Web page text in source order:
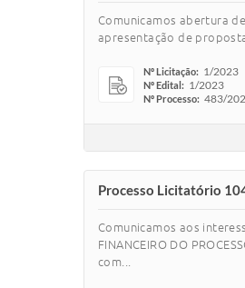
Comunicamos abertura
apresentação de
Nº Licitação: 1/2023
Nº Edital: 1/2023
Nº Processo: 483/
Processo Licitatório
Comunicamos aos
FINANCEIRO DO
com...